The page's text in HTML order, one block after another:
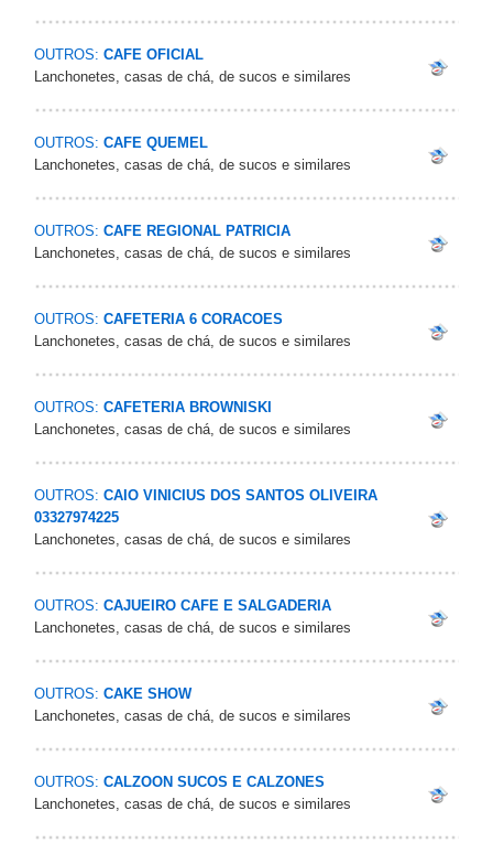
OUTROS: CAFE OFICIAL
Lanchonetes, casas de chá, de sucos e similares
OUTROS: CAFE QUEMEL
Lanchonetes, casas de chá, de sucos e similares
OUTROS: CAFE REGIONAL PATRICIA
Lanchonetes, casas de chá, de sucos e similares
OUTROS: CAFETERIA 6 CORACOES
Lanchonetes, casas de chá, de sucos e similares
OUTROS: CAFETERIA BROWNISKI
Lanchonetes, casas de chá, de sucos e similares
OUTROS: CAIO VINICIUS DOS SANTOS OLIVEIRA
03327974225
Lanchonetes, casas de chá, de sucos e similares
OUTROS: CAJUEIRO CAFE E SALGADERIA
Lanchonetes, casas de chá, de sucos e similares
OUTROS: CAKE SHOW
Lanchonetes, casas de chá, de sucos e similares
OUTROS: CALZOON SUCOS E CALZONES
Lanchonetes, casas de chá, de sucos e similares